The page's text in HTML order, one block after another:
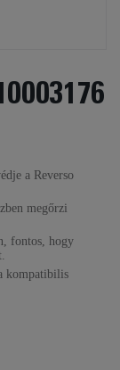
a Reverso
megőrzi
fontos, hogy
kompatibilis